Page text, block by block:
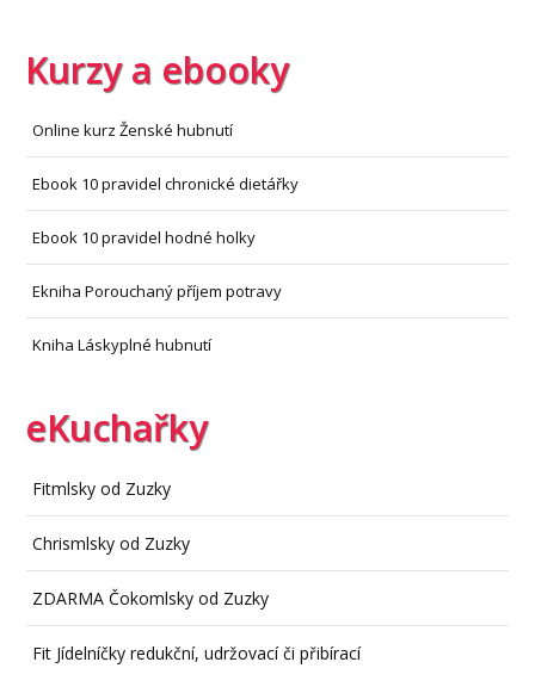
Kurzy a ebooky
Online kurz Ženské hubnutí
Ebook 10 pravidel chronické dietářky
Ebook 10 pravidel hodné holky
Ekniha Porouchaný příjem potravy
Kniha Láskyplné hubnutí
eKuchařky
Fitmlsky od Zuzky
Chrismlsky od Zuzky
ZDARMA Čokomlsky od Zuzky
Fit Jídelníčky redukční, udržovací či přibírací